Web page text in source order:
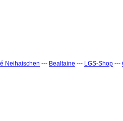
Neihaischen --- Bealtaine --- LGS-Shop ---